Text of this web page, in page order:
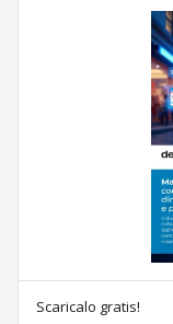
Scaricalo gratis!